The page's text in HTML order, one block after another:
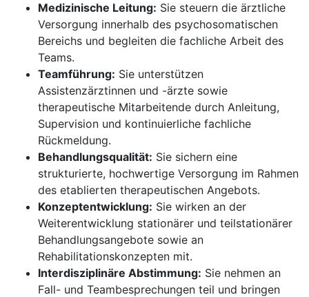
Medizinische Leitung: Sie steuern die ärztliche
Versorgung innerhalb des psychosomatischen
Bereichs und begleiten die fachliche Arbeit des
Teams.
Teamführung: Sie unterstützen
Assistenzärztinnen und -ärzte sowie
therapeutische Mitarbeitende durch Anleitung,
Supervision und kontinuierliche fachliche
Rückmeldung.
Behandlungsqualität: Sie sichern eine
strukturierte, hochwertige Versorgung im Rahmen
des etablierten therapeutischen Angebots.
Konzeptentwicklung: Sie wirken an der
Weiterentwicklung stationärer und teilstationärer
Behandlungsangebote sowie an
Rehabilitationskonzepten mit.
Interdisziplinäre Abstimmung: Sie nehmen an
Fall- und Teambesprechungen teil und bringen